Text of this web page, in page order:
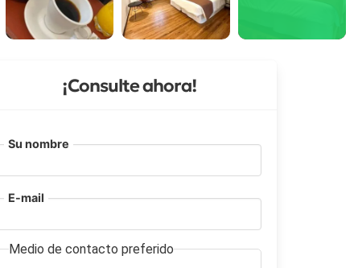
¡Consulte ahora!
Su nombre
E-mail
Medio de contacto preferido